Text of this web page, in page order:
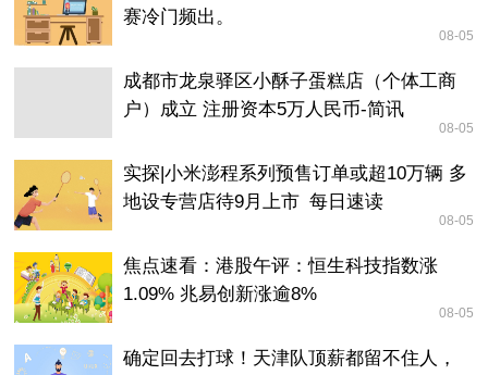
赛冷门频出。
08-05
成都市龙泉驿区小酥子蛋糕店（个体工商
户）成立 注册资本5万人民币-简讯
08-05
实探|小米澎程系列预售订单或超10万辆 多
地设专营店待9月上市_每日速读
08-05
焦点速看：港股午评：恒生科技指数涨
1.09% 兆易创新涨逾8%
08-05
确定回去打球！天津队顶薪都留不住人，